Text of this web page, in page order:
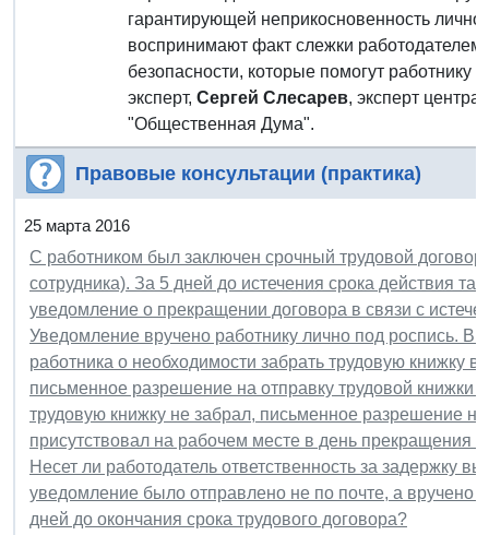
гарантирующей неприкосновенность
воспринимают факт слежки работодателем
безопасности, которые помогут работнику
эксперт, Сергей Слесарев, эксперт центра
"Общественная Дума".
Правовые консультации (практика)
25 марта 2016
С работником был заключен срочный трудовой
сотрудника). За 5 дней до истечения срока действия
уведомление о прекращении договора в связи с
Уведомление вручено работнику лично под роспись.
работника о необходимости забрать трудовую книжку
письменное разрешение на отправку трудовой книжки
трудовую книжку не забрал, письменное разрешение
присутствовал на рабочем месте в день прекращения
Несет ли работодатель ответственность за задержку
уведомление было отправлено не по почте, а вручено
дней до окончания срока трудового договора?